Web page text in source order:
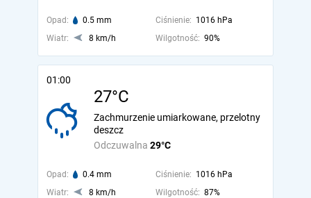
Opad: 0.5 mm Ciśnienie: 1016 hPa
Wiatr:
8 km/h Wilgotność: 90%
01:00
27°C
Odczuwalna 29°C
Zachmurzenie umiarkowane, przelotny
deszcz
Opad: 0.4 mm Ciśnienie: 1016 hPa
Wiatr:
8 km/h Wilgotność: 87%